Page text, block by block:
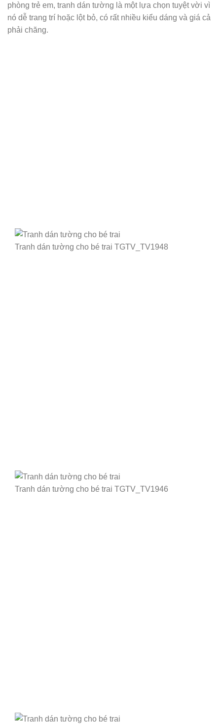
phòng trẻ em, tranh dán tường là một lựa chọn tuyệt vời vì
nó dễ trang trí hoặc lột bỏ, có rất nhiều kiểu dáng và giá cả
phải chăng.
Tranh dán tường cho bé trai TGTV_TV1948
Tranh dán tường cho bé trai TGTV_TV1946